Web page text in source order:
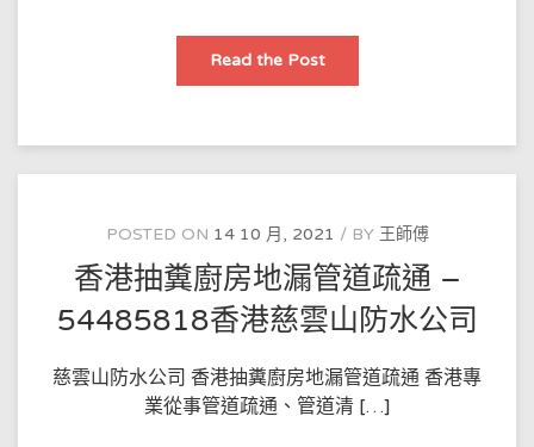
Read the Post香
長
附
管
通
疏
通
下
水
道
–
港
樂
富
POSTED ON 14 10 月, 2021 BY 王師傅
香港抽糞廚房地漏管道疏通 –
54485818香港慈雲山防水公司
慈雲山防水公司 香港抽糞廚房地漏管道疏通 香港專
業從事管道疏通、管道清 […]